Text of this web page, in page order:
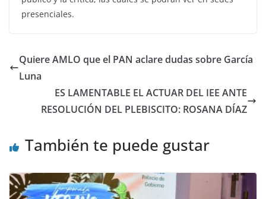
presenciales.
Quiere AMLO que el PAN aclare dudas sobre García
Luna
ES LAMENTABLE EL ACTUAR DEL IEE ANTE
RESOLUCIÓN DEL PLEBISCITO: ROSANA DÍAZ
También te puede gustar